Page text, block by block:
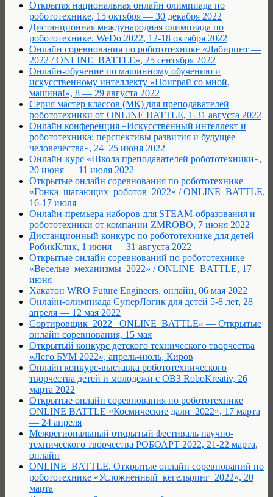
Открытая национальная онлайн олимпиада по
робототехнике, 15 октября — 30 декабря 2022
Дистанционная международная олимпиада по
робототехнике. WeDo 2022, 12-18 октября 2022
Онлайн соревнования по робототехнике «Лабиринт —
2022 / ONLINE_BATTLE», 25 сентября 2022
Онлайн-обучение по машинному обучению и
искусственному интеллекту «Поиграй со мной,
машина!», 8 — 29 августа 2022
Серия мастер классов (МК) для преподавателей
робототехники от ONLINE BATTLE, 1-31 августа 2022
Онлайн конференция «Искусственный интеллект и
робототехника: перспективы развития и будущее
человечества», 24–25 июня 2022
Онлайн-курс «Школа преподавателей робототехники»,
20 июня — 11 июля 2022
Открытые онлайн соревнования по робототехнике
«Гонка_шагающих_роботов_2022» / ONLINE_BATTLE,
16-17 июля
Онлайн-премьера наборов для STEAM-образования и
робототехники от компании ZMROBO, 7 июня 2022
Дистанционный конкурс по робототехнике для детей
РобикКлик, 1 июня — 31 августа 2022
Открытые онлайн соревнований по робототехнике
«Веселые_механизмы_2022» / ONLINE_BATTLE, 17
июня
Хакатон WRO Future Engineers, онлайн, 06 мая 2022
Онлайн-олимпиада СуперЛогик для детей 5-8 лет, 28
апреля — 12 мая 2022
Сортировщик_2022 _ONLINE_BATTLE» — Открытые
онлайн соревнования, 15 мая
Открытый конкурс детского технического творчества
«Лего БУМ 2022», апрель-июль, Киров
Онлайн конкурс-выставка робототехнического
творчества детей и молодежи с ОВЗ RoboKreativ, 26
марта 2022
Открытые онлайн соревнования по робототехнике
ONLINE BATTLE «Космические дали_2022», 17 марта
— 24 апреля
Межрегиональный открытый фестиваль научно-
технического творчества РОБОАРТ 2022, 21-22 марта,
онлайн
ONLINE_BATTLE. Открытые онлайн соревнований по
робототехнике «Усложненный_кегельринг_2022», 20
марта